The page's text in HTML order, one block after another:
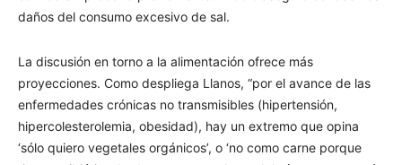
daños del consumo excesivo de sal.
La discusión en torno a la alimentación ofrece más
proyecciones. Como despliega Llanos, “por el avance de las
enfermedades crónicas no transmisibles (hipertensión,
hipercolesterolemia, obesidad), hay un extremo que opina
‘sólo quiero vegetales orgánicos’, o ‘no como carne porque